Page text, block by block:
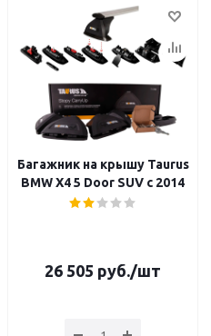
Багажник на крышу Taurus
BMW X4 5 Door SUV с 2014
26 505 руб./шт